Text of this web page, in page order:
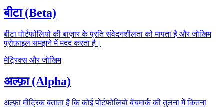
बीटा (Beta)
बीटा पोर्टफोलियो की बाज़ार के प्रति संवेदनशीलता को मापता है और जोखिम
प्रोफ़ाइल समझने में मदद करता है।
मेट्रिक्स और जोखिम
अल्फ़ा (Alpha)
अल्फ़ा मीट्रिक बताता है कि कोई पोर्टफोलियो बेंचमार्क की तुलना में कितना